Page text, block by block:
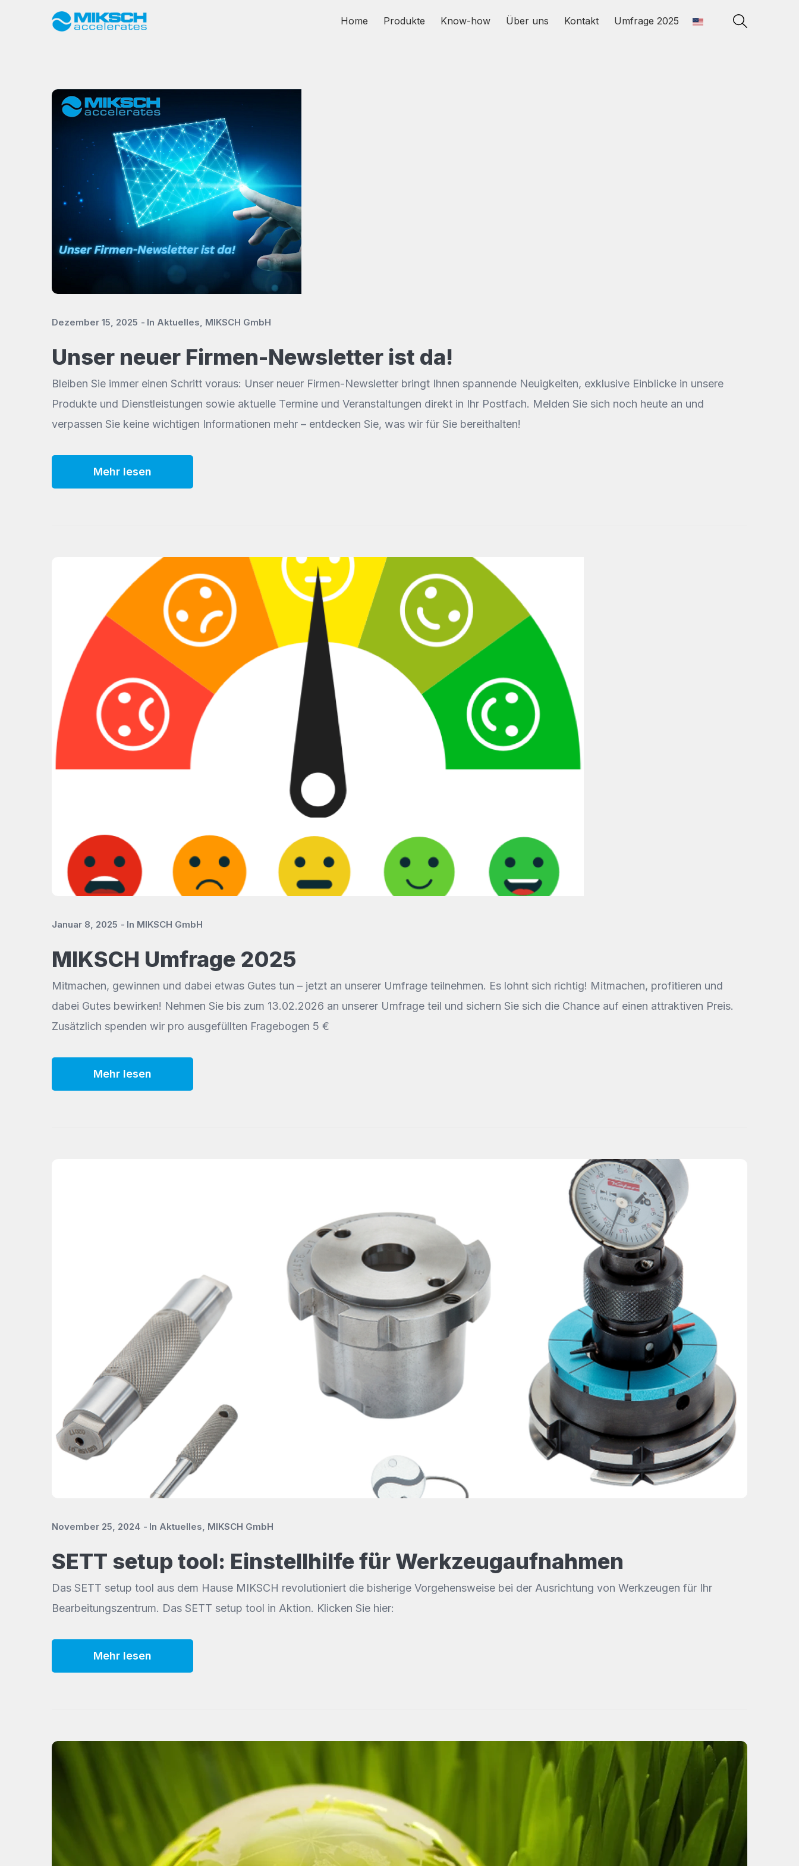
Home Produkte Know-how Über uns Kontakt Umfrage 2025
Dezember 15, 2025 In Aktuelles, MIKSCH GmbH
Unser neuer Firmen-Newsletter ist da!
Bleiben Sie immer einen Schritt voraus: Unser neuer Firmen-Newsletter bringt Ihnen spannende Neuigkeiten, exklusive Einblicke in unsere
Produkte und Dienstleistungen sowie aktuelle Termine und Veranstaltungen direkt in Ihr Postfach. Melden Sie sich noch heute an und
verpassen Sie keine wichtigen Informationen mehr – entdecken Sie, was wir für Sie bereithalten!
Mehr lesen
Januar 8, 2025 In MIKSCH GmbH
MIKSCH Umfrage 2025
Mitmachen, gewinnen und dabei etwas Gutes tun – jetzt an unserer Umfrage teilnehmen. Es lohnt sich richtig! Mitmachen, profitieren und
dabei Gutes bewirken! Nehmen Sie bis zum 13.02.2026 an unserer Umfrage teil und sichern Sie sich die Chance auf einen attraktiven Preis.
Zusätzlich spenden wir pro ausgefüllten Fragebogen 5 €
Mehr lesen
November 25, 2024 In Aktuelles, MIKSCH GmbH
SETT setup tool: Einstellhilfe für Werkzeugaufnahmen
Das SETT setup tool aus dem Hause MIKSCH revolutioniert die bisherige Vorgehensweise bei der Ausrichtung von Werkzeugen für Ihr
Bearbeitungszentrum. Das SETT setup tool in Aktion. Klicken Sie hier:
Mehr lesen